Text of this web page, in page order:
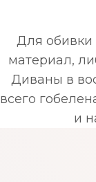
Для обивки
материал,
Диваны в
всего
и